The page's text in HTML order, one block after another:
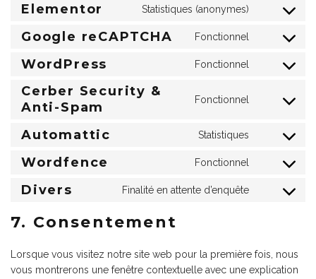
Elementor Statistiques (anonymes)
Google reCAPTCHA Fonctionnel
WordPress Fonctionnel
Cerber Security &
Anti-Spam
Fonctionnel
Automattic Statistiques
Wordfence Fonctionnel
Divers Finalité en attente d’enquête
7. Consentement
Lorsque vous visitez notre site web pour la première fois, nous
vous montrerons une fenêtre contextuelle avec une explication